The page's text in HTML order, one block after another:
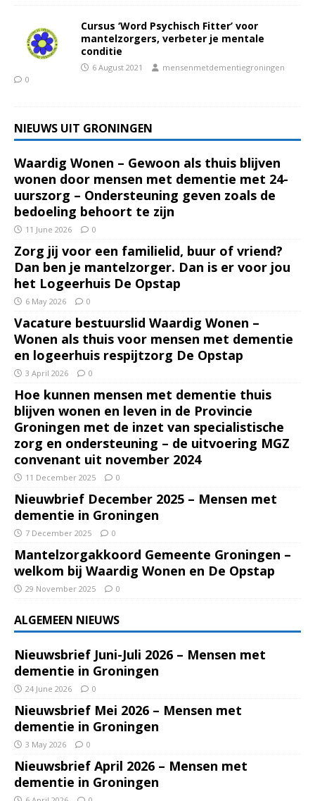
Cursus ‘Word Psychisch Fitter’ voor
mantelzorgers, verbeter je mentale
conditie
6 August 2021
mensenmetdementiegroningen
0
NIEUWS UIT GRONINGEN
Waardig Wonen – Gewoon als thuis blijven
wonen door mensen met dementie met 24-
uurszorg – Ondersteuning geven zoals de
bedoeling behoort te zijn
11 June 2026 0
Zorg jij voor een familielid, buur of vriend?
Dan ben je mantelzorger. Dan is er voor jou
het Logeerhuis De Opstap
6 May 2026 0
Vacature bestuurslid Waardig Wonen –
Wonen als thuis voor mensen met dementie
en logeerhuis respijtzorg De Opstap
3 April 2026 0
Hoe kunnen mensen met dementie thuis
blijven wonen en leven in de Provincie
Groningen met de inzet van specialistische
zorg en ondersteuning – de uitvoering MGZ
convenant uit november 2024
11 December 2025 0
Nieuwbrief December 2025 – Mensen met
dementie in Groningen
7 December 2025 0
Mantelzorgakkoord Gemeente Groningen –
welkom bij Waardig Wonen en De Opstap
29 November 2025 0
ALGEMEEN NIEUWS
Nieuwsbrief Juni-Juli 2026 – Mensen met
dementie in Groningen
24 June 2026 0
Nieuwsbrief Mei 2026 – Mensen met
dementie in Groningen
3 May 2026 0
Nieuwsbrief April 2026 – Mensen met
dementie in Groningen